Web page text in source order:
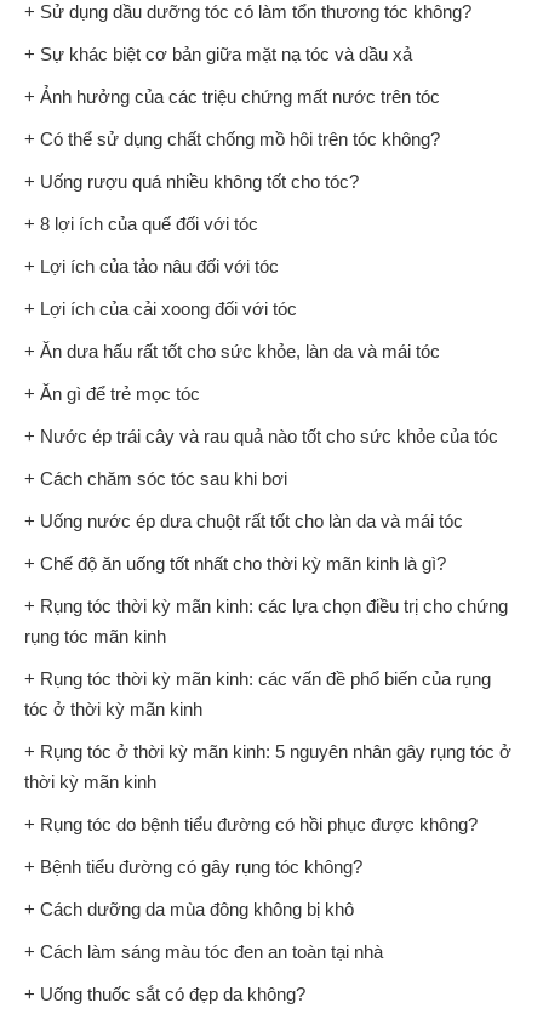
+ Sử dụng dầu dưỡng tóc có làm tổn thương tóc không?
+ Sự khác biệt cơ bản giữa mặt nạ tóc và dầu xả
+ Ảnh hưởng của các triệu chứng mất nước trên tóc
+ Có thể sử dụng chất chống mồ hôi trên tóc không?
+ Uống rượu quá nhiều không tốt cho tóc?
+ 8 lợi ích của quế đối với tóc
+ Lợi ích của tảo nâu đối với tóc
+ Lợi ích của cải xoong đối với tóc
+ Ăn dưa hấu rất tốt cho sức khỏe, làn da và mái tóc
+ Ăn gì để trẻ mọc tóc
+ Nước ép trái cây và rau quả nào tốt cho sức khỏe của tóc
+ Cách chăm sóc tóc sau khi bơi
+ Uống nước ép dưa chuột rất tốt cho làn da và mái tóc
+ Chế độ ăn uống tốt nhất cho thời kỳ mãn kinh là gì?
+ Rụng tóc thời kỳ mãn kinh: các lựa chọn điều trị cho chứng
rụng tóc mãn kinh
+ Rụng tóc thời kỳ mãn kinh: các vấn đề phổ biến của rụng
tóc ở thời kỳ mãn kinh
+ Rụng tóc ở thời kỳ mãn kinh: 5 nguyên nhân gây rụng tóc ở
thời kỳ mãn kinh
+ Rụng tóc do bệnh tiểu đường có hồi phục được không?
+ Bệnh tiểu đường có gây rụng tóc không?
+ Cách dưỡng da mùa đông không bị khô
+ Cách làm sáng màu tóc đen an toàn tại nhà
+ Uống thuốc sắt có đẹp da không?